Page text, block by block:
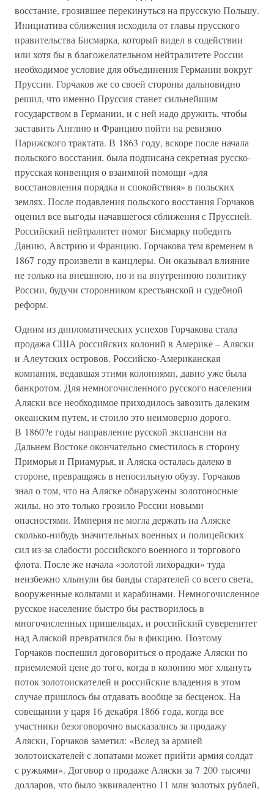
восстание, грозившее перекинуться на прусскую Польшу.
Инициатива сближения исходила от главы прусского
правительства Бисмарка, который видел в содействии
или хотя бы в благожелательном нейтралитете России
необходимое условие для объединения Германии вокруг
Пруссии. Горчаков же со своей стороны дальновидно
решил, что именно Пруссия станет сильнейшим
государством в Германии, и с ней надо дружить, чтобы
заставить Англию и Францию пойти на ревизию
Парижского трактата. В 1863 году, вскоре после начала
польского восстания, была подписана секретная русско-
прусская конвенция о взаимной помощи «для
восстановления порядка и спокойствия» в польских
землях. После подавления польского восстания Горчаков
оценил все выгоды начавшегося сближения с Пруссией.
Российский нейтралитет помог Бисмарку победить
Данию, Австрию и Францию. Горчакова тем временем в
1867 году произвели в канцлеры. Он оказывал влияние
не только на внешнюю, но и на внутреннюю политику
России, будучи сторонником крестьянской и судебной
реформ.
Одним из дипломатических успехов Горчакова стала
продажа США российских колоний в Америке – Аляски
и Алеутских островов. Российско-Американская
компания, ведавшая этими колониями, давно уже была
банкротом. Для немногочисленного русского населения
Аляски все необходимое приходилось завозить далеким
океанским путем, и стоило это неимоверно дорого.
В 1860?е годы направление русской экспансии на
Дальнем Востоке окончательно сместилось в сторону
Приморья и Приамурья, и Аляска осталась далеко в
стороне, превращаясь в непосильную обузу. Горчаков
знал о том, что на Аляске обнаружены золотоносные
жилы, но это только грозило России новыми
опасностями. Империя не могла держать на Аляске
сколько-нибудь значительных военных и полицейских
сил из-за слабости российского военного и торгового
флота. После же начала «золотой лихорадки» туда
неизбежно хлынули бы банды старателей со всего света,
вооруженные кольтами и карабинами. Немногочисленное
русское население быстро бы растворилось в
многочисленных пришельцах, и российский суверенитет
над Аляской превратился бы в фикцию. Поэтому
Горчаков поспешил договориться о продаже Аляски по
приемлемой цене до того, когда в колонию мог хлынуть
поток золотоискателей и российские владения в этом
случае пришлось бы отдавать вообще за бесценок. На
совещании у царя 16 декабря 1866 года, когда все
участники безоговорочно высказались за продажу
Аляски, Горчаков заметил: «Вслед за армией
золотоискателей с лопатами может прийти армия солдат
с ружьями». Договор о продаже Аляски за 7 200 тысячи
долларов, что было эквивалентно 11 млн золотых рублей,